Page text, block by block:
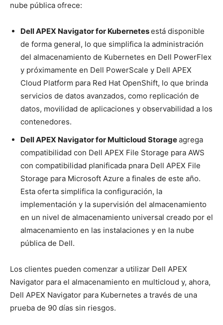
nube pública ofrece:
Dell APEX Navigator for Kubernetesestá disponible
de forma general, lo que simplifica la administración
del almacenamiento de Kubernetes en Dell PowerFlex
y próximamente en Dell PowerScale y Dell APEX
Cloud Platform para Red Hat OpenShift, lo que brinda
servicios de datos avanzados, como replicación de
datos, movilidad de aplicaciones y observabilidad a los
contenedores.
Dell APEX Navigator for Multicloud Storageagrega
compatibilidad con Dell APEX File Storage para AWS
con compatibilidad planificada pnara Dell APEX File
Storage para Microsoft Azure a finales de este año.
Esta oferta simplifica la configuración, la
implementación y la supervisión del almacenamiento
en un nivel de almacenamiento universal creado por el
almacenamiento en las instalaciones y en la nube
pública de Dell.
Los clientes pueden comenzar a utilizar Dell APEX
Navigator para el almacenamiento en multicloud y, ahora,
Dell APEX Navigator para Kubernetes a través de una
prueba de 90 días sin riesgos.